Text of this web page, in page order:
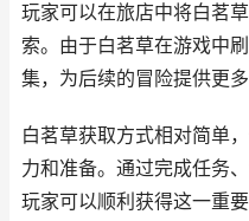
玩家可以在旅店中将白茗
索。由于白茗草在游戏中
集，为后续的冒险提供更多
白茗草获取方式相对简单
力和准备。通过完成任务
玩家可以顺利获得这一重